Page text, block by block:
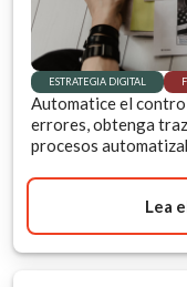
ESTRATEGIA DIGITAL
Automatice el
errores, obtenga
procesos
Lea